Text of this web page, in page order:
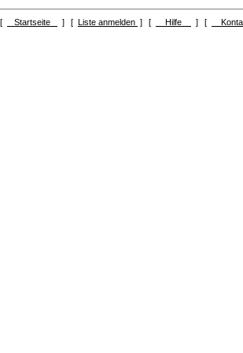
[ Startseite ] [ Liste anmelden ] [ Hilfe ] [